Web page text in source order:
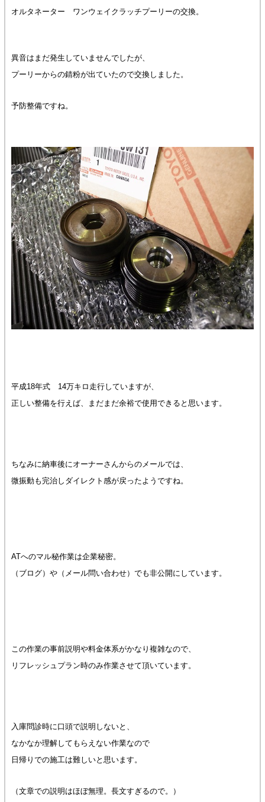
オルタネーター ワンウェイクラッチプーリーの交換。
異音はまだ発生していませんでしたが、
プーリーからの錆粉が出ていたので交換しました。
予防整備ですね。
平成18年式 14万キロ走行していますが、
正しい整備を行えば、まだまだ余裕で使用できると思います。
ちなみに納車後にオーナーさんからのメールでは、
微振動も完治しダイレクト感が戻ったようですね。
ATへのマル秘作業は企業秘密。
（ブログ）や（メール問い合わせ）でも非公開にしています。
この作業の事前説明や料金体系がかなり複雑なので、
リフレッシュプラン時のみ作業させて頂いています。
入庫問診時に口頭で説明しないと、
なかなか理解してもらえない作業なので
日帰りでの施工は難しいと思います。
（文章での説明はほぼ無理。長文すぎるので。）